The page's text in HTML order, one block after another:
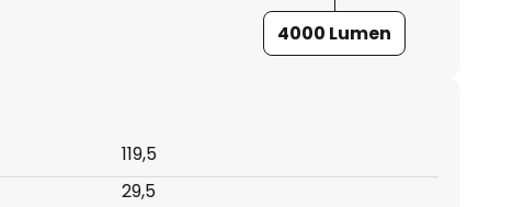
4000 Lumen
119,5
29,5